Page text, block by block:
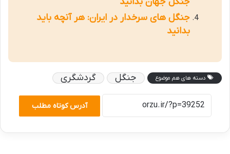
جنگل های سرخدار در ایران: هر آنچه باید
بدانید
دسته های هم موضوع جنگل گردشگری
آدرس کوتاه مطلب